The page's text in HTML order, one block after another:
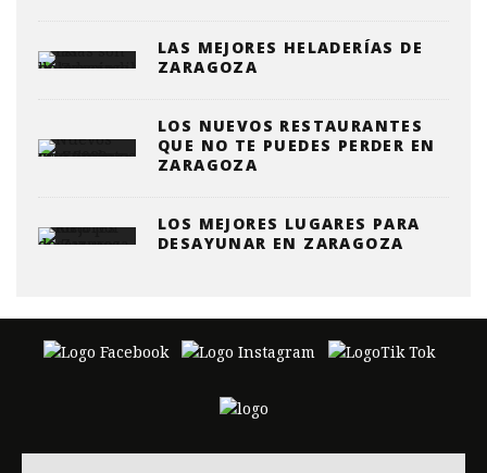
LAS MEJORES HELADERÍAS DE
ZARAGOZA
LOS NUEVOS RESTAURANTES
QUE NO TE PUEDES PERDER EN
ZARAGOZA
LOS MEJORES LUGARES PARA
DESAYUNAR EN ZARAGOZA